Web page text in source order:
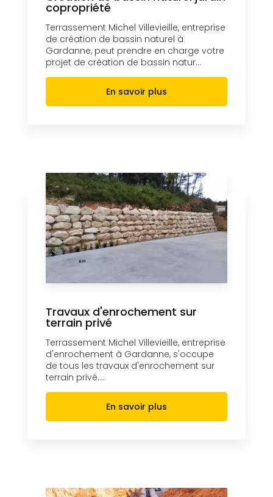
copropriété
Terrassement Michel Villevieille, entreprise
de création de bassin naturel à
Gardanne, peut prendre en charge votre
projet de création de bassin natur...
En savoir plus
Travaux d'enrochement sur
terrain privé
Terrassement Michel Villevieille, entreprise
d'enrochement à Gardanne, s'occupe
de tous les travaux d'enrochement sur
terrain privé....
En savoir plus